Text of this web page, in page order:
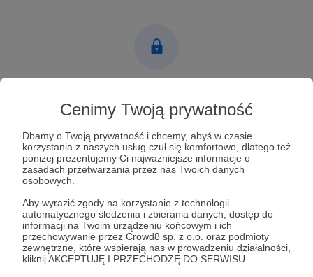
Cenimy Twoją prywatność
Dbamy o Twoją prywatność i chcemy, abyś w czasie
korzystania z naszych usług czuł się komfortowo, dlatego też
poniżej prezentujemy Ci najważniejsze informacje o
zasadach przetwarzania przez nas Twoich danych
osobowych.
Aby wyrazić zgody na korzystanie z technologii
automatycznego śledzenia i zbierania danych, dostęp do
informacji na Twoim urządzeniu końcowym i ich
przechowywanie przez Crowd8 sp. z o.o. oraz podmioty
zewnętrzne, które wspierają nas w prowadzeniu działalności,
kliknij AKCEPTUJĘ I PRZECHODZĘ DO SERWISU.
Aby zobaczyć ten materiał musisz być zalogowany
Zostań Patronem
apdejcik święta